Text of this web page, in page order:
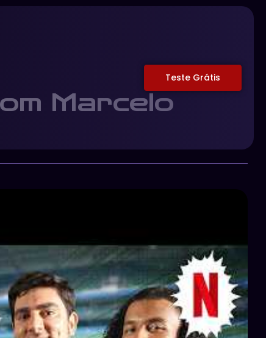
Teste Grátis
Marcelo